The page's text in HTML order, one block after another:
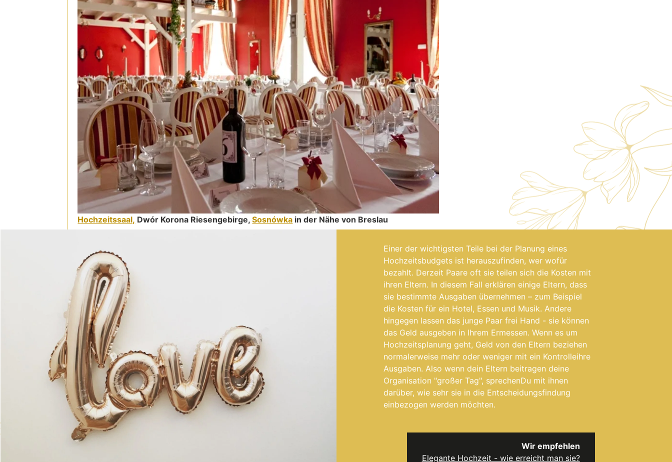
Hochzeitssaal, Dwór Korona Riesengebirge,Sosnówka in der Nähe von Breslau
Einer der wichtigsten Teile bei der Planung eines
Hochzeitsbudgets ist herauszufinden, wer wofür
bezahlt. Derzeit Paare oft sie teilen sich die Kosten mit
ihren Eltern. In diesem Fall erklären einige Eltern, dass
sie bestimmte Ausgaben übernehmen – zum Beispiel
die Kosten für ein Hotel, Essen und Musik. Andere
hingegen lassen das junge Paar frei Hand - sie können
das Geld ausgeben in Ihrem Ermessen. Wenn es um
Hochzeitsplanung geht, Geld von den Eltern beziehen
normalerweise mehr oder weniger mit ein Kontrolleihre
Ausgaben. Also wenn dein Eltern beitragen deine
Organisation "großer Tag", sprechenDu mit ihnen
darüber, wie sehr sie in die Entscheidungsfindung
einbezogen werden möchten.
Wir empfehlen
Elegante Hochzeit - wie erreicht man sie?